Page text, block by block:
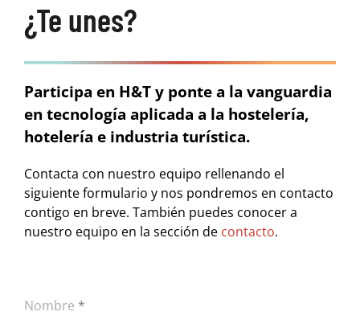
¿Te unes?
Participa en H&T y ponte a la vanguardia
en tecnología aplicada a la hostelería,
hotelería e industria turística.
Contacta con nuestro equipo rellenando el
siguiente formulario y nos pondremos en contacto
contigo en breve. También puedes conocer a
nuestro equipo en la sección de contacto.
Nombre *